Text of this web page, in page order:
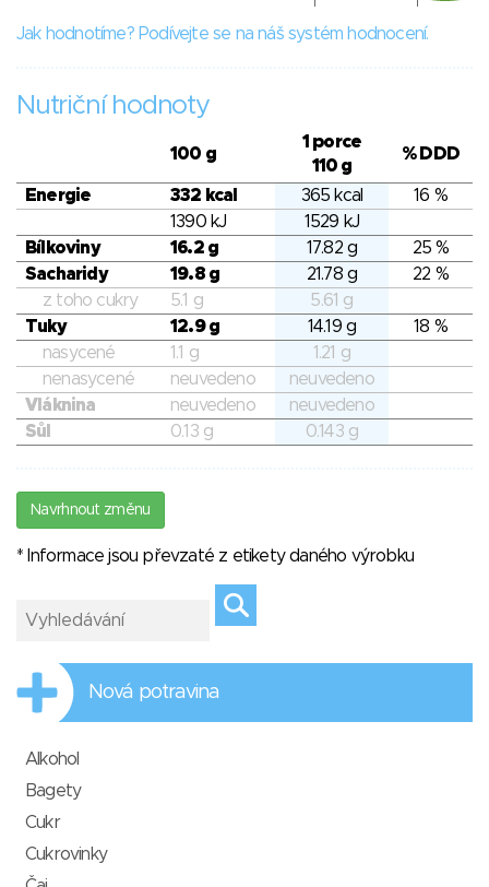
Jak hodnotíme? Podívejte se na náš systém hodnocení.
Nutriční hodnoty
100 g
1 porce
110 g
% DDD
Energie 332 kcal 365 kcal
16 %
1390 kJ
1529 kJ
Bílkoviny
16.2 g 17.82 g
25 %
Sacharidy
19.8 g 21.78 g
22 %
z toho cukry
5.1 g
5.61 g
Tuky
12.9 g 14.19 g
18 %
nasycené
1.1 g
1.21 g
nenasycené
neuvedeno
neuvedeno
Vláknina
neuvedeno
neuvedeno
Sůl
0.13 g 0.143 g
Navrhnout změnu
* Informace jsou převzaté z etikety daného výrobku
Nová potravina
Alkohol
Bagety
Cukr
Cukrovinky